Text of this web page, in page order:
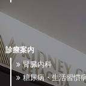
診療案内
腎臓内科
糖尿病・生活習慣